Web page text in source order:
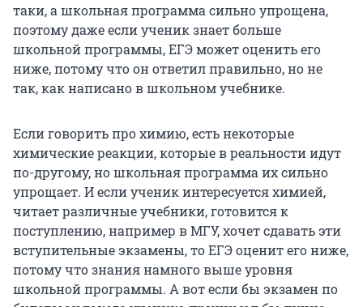
таки, а школьная программа сильно упрощена,
поэтому даже если ученик знает больше
школьной программы, ЕГЭ может оценить его
ниже, потому что он ответил правильно, но не
так, как написано в школьном учебнике.
Если говорить про химию, есть некоторые
химические реакции, которые в реальности идут
по-другому, но школьная программа их сильно
упрощает. И если ученик интересуется химией,
читает различные учебники, готовится к
поступлению, например в МГУ, хочет сдавать эти
вступительные экзамены, то ЕГЭ оценит его ниже,
потому что знания намного выше уровня
школьной программы. А вот если бы экзамен по